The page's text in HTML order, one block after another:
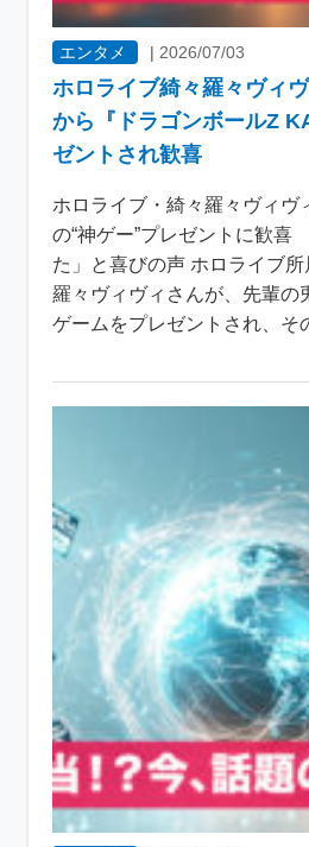
エンタメ |2026/07/03
ホロライブ綺々羅々ヴィ
から『ドラゴンボールZ
ゼントされ歓喜
ホロライブ・綺々羅々ヴィヴ
の“神ゲー”プレゼントに歓喜
た」と喜びの声 ホロライブ
羅々ヴィヴィさんが、先輩の
ゲームをプレゼントされ、そ